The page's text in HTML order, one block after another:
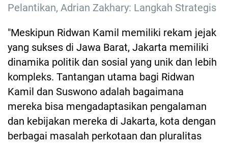
Pelantikan, Adrian Zakhary: Langkah Strategis
"Meskipun Ridwan Kamil memiliki rekam jejak
yang sukses di Jawa Barat, Jakarta memiliki
dinamika politik dan sosial yang unik dan lebih
kompleks. Tantangan utama bagi Ridwan
Kamil dan Suswono adalah bagaimana
mereka bisa mengadaptasikan pengalaman
dan kebijakan mereka di Jakarta, kota dengan
berbagai masalah perkotaan dan pluralitas